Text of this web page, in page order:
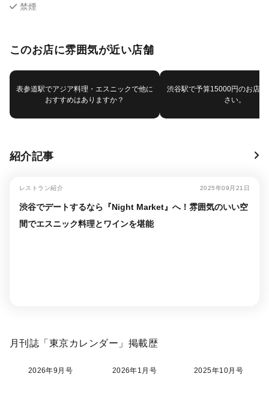
禁煙
このお店に雰囲気が近い店舗
表参道駅でアジア料理・エスニックで他に
おすすめはありますか？
渋谷駅で予算15000円のお店を
さい。
紹介記事
レストラン紹介 2025年09月21日
渋谷でデートするなら『Night Market』へ！雰囲気のいい空
間でエスニック料理とワインを堪能
月刊誌「東京カレンダー」掲載歴
2026年9月号 2026年1月号 2025年10月号